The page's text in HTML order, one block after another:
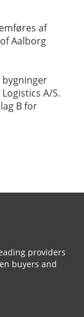
af
Aalborg
A/S.
B for
providers
buyers and